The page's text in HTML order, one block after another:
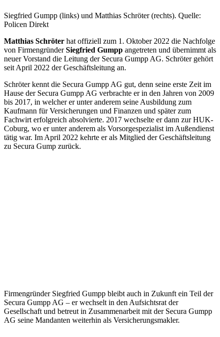
Siegfried Gumpp (links) und Matthias Schröter (rechts). Quelle:
Policen Direkt
Matthias Schröter hat offiziell zum 1. Oktober 2022 die Nachfolge
von FirmengründerSiegfried Gumpp angetreten und übernimmt als
neuer Vorstand die Leitung der Secura Gumpp AG. Schröter gehört
seit April 2022 der Geschäftsleitung an.
Schröter kennt die Secura Gumpp AG gut, denn seine erste Zeit im
Hause der Secura Gumpp AG verbrachte er in den Jahren von 2009
bis 2017, in welcher er unter anderem seine Ausbildung zum
Kaufmann für Versicherungen und Finanzen und später zum
Fachwirt erfolgreich absolvierte. 2017 wechselte er dann zur HUK-
Coburg, wo er unter anderem als Vorsorgespezialist im Außendienst
tätig war. Im April 2022 kehrte er als Mitglied der Geschäftsleitung
zu Secura Gump zurück.
Firmengründer Siegfried Gumpp bleibt auch in Zukunft ein Teil der
Secura Gumpp AG – er wechselt in den Aufsichtsrat der
Gesellschaft und betreut in Zusammenarbeit mit der Secura Gumpp
AG seine Mandanten weiterhin als Versicherungsmakler.